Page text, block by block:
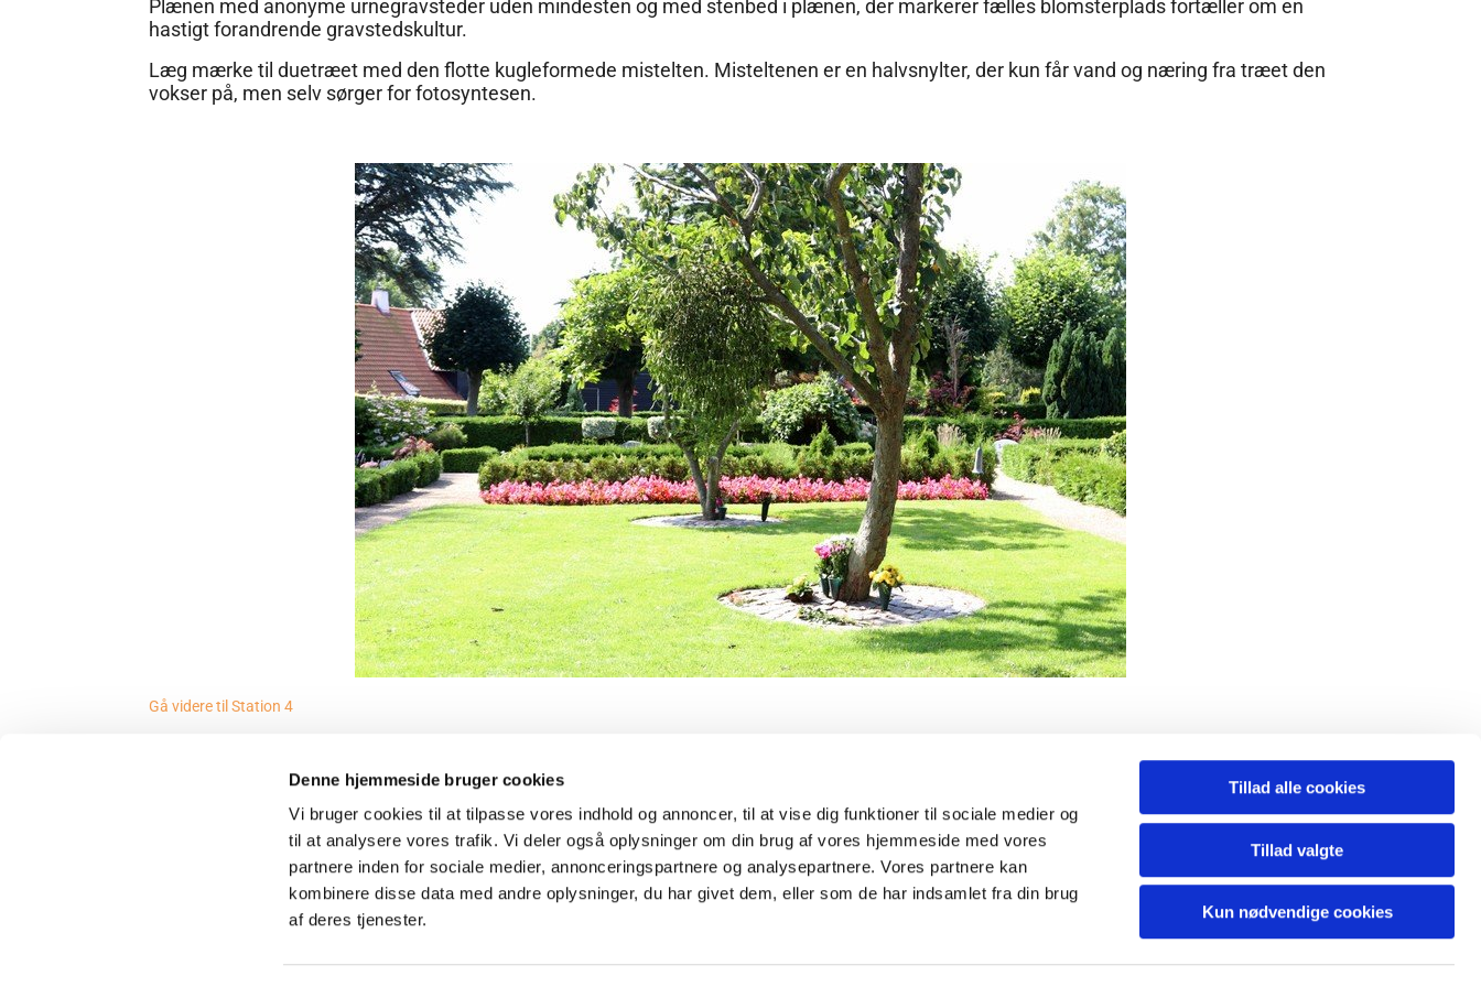
Denne hjemmeside bruger cookies
Vi bruger cookies til at tilpasse vores indhold og annoncer, til at vise dig funktioner til sociale medier og
til at analysere vores trafik. Vi deler også oplysninger om din brug af vores hjemmeside med vores
partnere inden for sociale medier, annonceringspartnere og analysepartnere. Vores partnere kan
kombinere disse data med andre oplysninger, du har givet dem, eller som de har indsamlet fra din brug
af deres tjenester.
Tillad alle cookies
Tillad valgte
Kun nødvendige cookies
Plænen med anonyme urnegravsteder uden mindesten og med stenbed i plænen, der markerer fælles blomsterplads fortæller om en
hastigt forandrende gravstedskultur.
Læg mærke til duetræet med den flotte kugleformede mistelten. Misteltenen er en halvsnylter, der kun får vand og næring fra træet den
vokser på, men selv sørger for fotosyntesen.
Gå videre til Station 4
kontor@sctjoergens.dk
Kontakt Tilgængelighedserklæring